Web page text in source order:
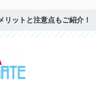
ットと注意点もご紹介！